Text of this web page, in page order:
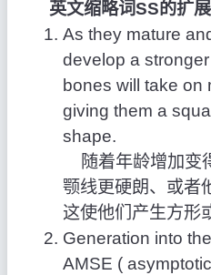
英文缩略词SS的扩
As they mature
develop a
bones will take on
giving them a
shape.
随着年龄增加变
颚线更硬朗、或者
这使他们产生方形
Generation into
AMSE (